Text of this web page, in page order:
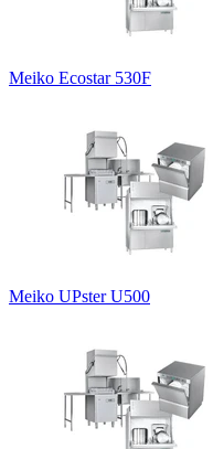
Meiko Ecostar 530F
Meiko UPster U500